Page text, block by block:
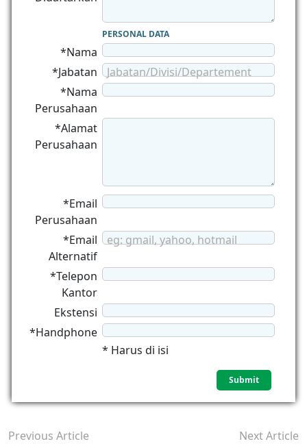
PERSONAL DATA
*Nama
*Jabatan
Jabatan/Divisi/Departement
*Nama
Perusahaan
*Alamat
Perusahaan
*Email
Perusahaan
*Email
Alternatif
eg: gmail, yahoo, hotmail
*Telepon
Kantor
Ekstensi
*Handphone
* Harus di isi
Previous Article
Next Article